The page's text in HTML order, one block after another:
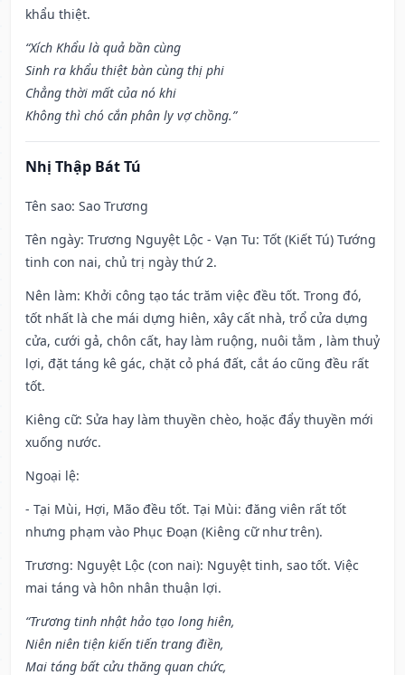
khẩu thiệt.
“Xích Khẩu là quả bần cùng
Sinh ra khẩu thiệt bàn cùng thị phi
Chẳng thời mất của nó khi
Không thì chó cắn phân ly vợ chồng.”
Nhị Thập Bát Tú
Tên sao: Sao Trương
Tên ngày: Trương Nguyệt Lộc - Vạn Tu: Tốt (Kiết Tú) Tướng
tinh con nai, chủ trị ngày thứ 2.
Nên làm: Khởi công tạo tác trăm việc đều tốt. Trong đó,
tốt nhất là che mái dựng hiên, xây cất nhà, trổ cửa dựng
cửa, cưới gả, chôn cất, hay làm ruộng, nuôi tằm , làm thuỷ
lợi, đặt táng kê gác, chặt cỏ phá đất, cắt áo cũng đều rất
tốt.
Kiêng cữ: Sửa hay làm thuyền chèo, hoặc đẩy thuyền mới
xuống nước.
Ngoại lệ:
- Tại Mùi, Hợi, Mão đều tốt. Tại Mùi: đăng viên rất tốt
nhưng phạm vào Phục Đoạn (Kiêng cữ như trên).
Trương: Nguyệt Lộc (con nai): Nguyệt tinh, sao tốt. Việc
mai táng và hôn nhân thuận lợi.
“Trương tinh nhật hảo tạo long hiên,
Niên niên tiện kiến tiến trang điền,
Mai táng bất cửu thăng quan chức,